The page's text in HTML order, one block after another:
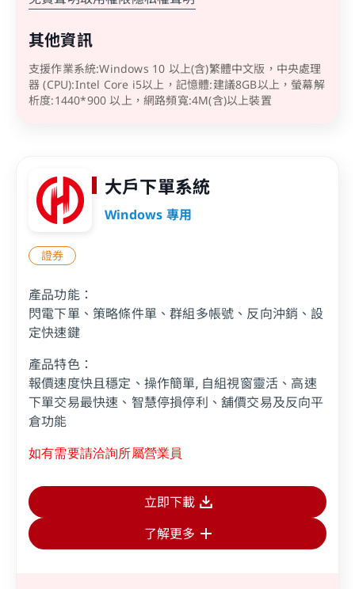
其他資訊
支援作業系統:Windows 10 以上(含)繁體中文版，中央處理
器 (CPU):Intel Core i5以上，記憶體:建議8GB以上，螢幕解
析度:1440*900 以上，網路頻寬:4M(含)以上裝置
大戶下單系統
Windows 專用
證券
產品功能：
閃電下單、策略條件單、群組多帳號、反向沖銷、設
定快速鍵
產品特色：
報價速度快且穩定、操作簡單, 自組視窗靈活、高速
下單交易最快速、智慧停損停利、舖價交易及反向平
倉功能
如有需要請洽詢所屬營業員
立即下載
了解更多
您即將離開華南永昌證券官網
提醒您，如您進入非本公司網站，您後續提供給該
之個人資料皆不適用本公司隱私權聲明之涵蓋範
圍。
關閉